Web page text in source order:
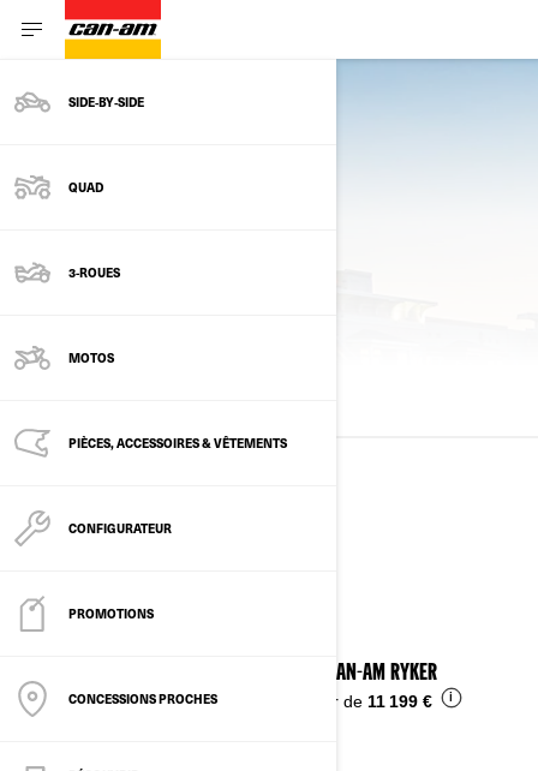
SIDE‑BY‑SIDE
QUAD
3-ROUES
MOTOS
PIÈCES, ACCESSOIRES & VÊTEMENTS
CONFIGURATEUR
PROMOTIONS
CONCESSIONS PROCHES
Voir les détails
2025 CAN-AM RYKER
À partir de 11 199 € i